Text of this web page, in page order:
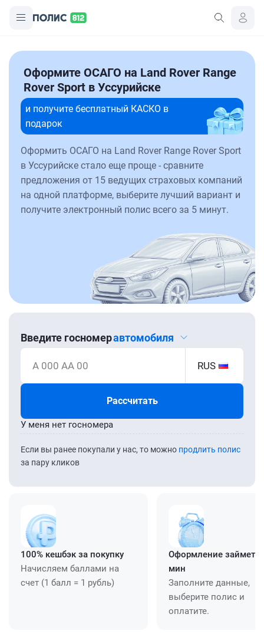
Оформите ОСАГО на Land Rover Range
Rover Sport в Уссурийске
и получите бесплатный КАСКО в
подарок
Оформить ОСАГО на Land Rover Range Rover Sport
в Уссурийске стало еще проще - сравните
предложения от 15 ведущих страховых компаний
на одной платформе, выберите лучший вариант и
получите электронный полис всего за 5 минут.
Введите госномеравтомобиля
А 000 АА 00 RUS
Рассчитать
Если вы ранее покупали у нас, то можно продлить полис
за пару кликов
У меня нет госномера
100% кешбэк за покупку
Начисляем баллами на
счет (1 балл = 1 рубль)
Оформление займет
мин
Заполните данные,
выберите полис и
оплатите.